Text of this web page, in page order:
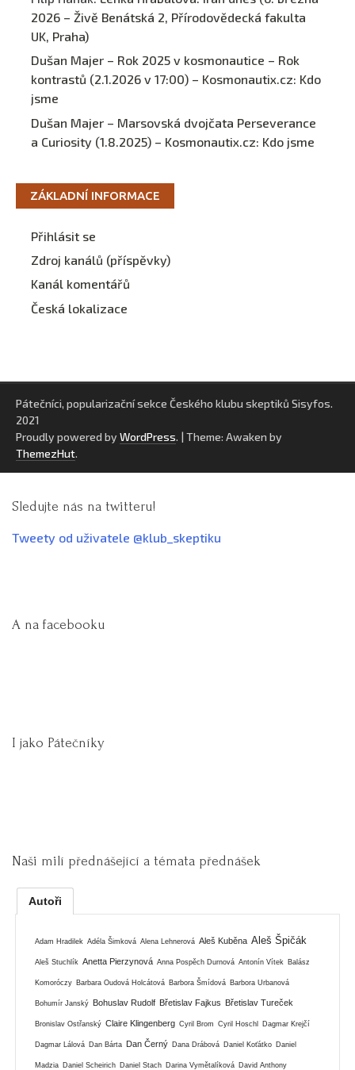
2026 – Živě Benátská 2, Přírodovědecká fakulta
UK, Praha)
Dušan Majer – Rok 2025 v kosmonautice – Rok
kontrastů (2.1.2026 v 17:00) – Kosmonautix.cz: Kdo
jsme
Dušan Majer – Marsovská dvojčata Perseverance
a Curiosity (1.8.2025) – Kosmonautix.cz: Kdo jsme
ZÁKLADNÍ INFORMACE
Přihlásit se
Zdroj kanálů (příspěvky)
Kanál komentářů
Česká lokalizace
Pátečníci, popularizační sekce Českého klubu skeptiků Sisyfos.
2021
Proudly powered by WordPress. | Theme: Awaken by
ThemezHut.
Sledujte nás na twitteru!
Tweety od uživatele @klub_skeptiku
A na facebooku
I jako Pátečníky
Naši milí přednášející a témata přednášek
Autoři
Adam Hradilek Adéla Šimková Alena Lehnerová Aleš Kuběna Aleš Špičák
Aleš Stuchlík Anetta Pierzynová Anna Pospěch Durnová Antonín Vítek Balász
Komoróczy Barbara Oudová Holcátová Barbora Šmídová Barbora Urbanová
Bohumír Janský Bohuslav Rudolf Břetislav Fajkus Břetislav Tureček
Bronislav Ostřanský Claire Klingenberg Cyril Brom Cyril Hoschl Dagmar Krejčí
Dagmar Lálová Dan Bárta Dan Černý Dana Drábová Daniel Koťátko Daniel
Madzia Daniel Scheirich Daniel Stach Darina Vymětalíková David Anthony